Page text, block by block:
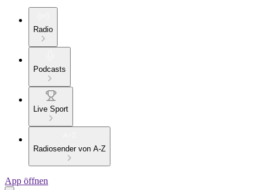
Radio
Podcasts
Live Sport
Radiosender von A-Z
App öffnen